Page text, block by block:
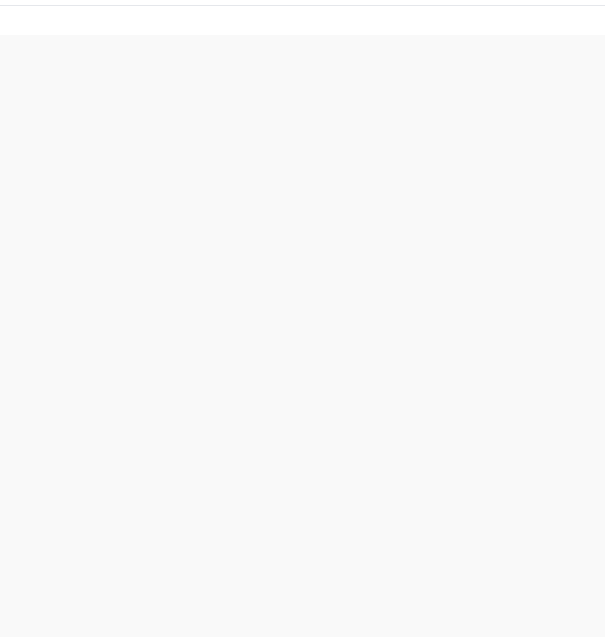
bieten viele Vorteile, um an einem sich schnell